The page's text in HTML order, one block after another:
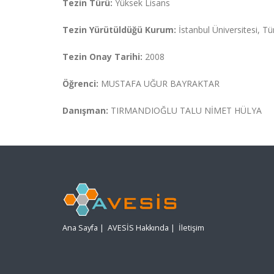
Tezin Türü: Yüksek Lisans
Tezin Yürütüldüğü Kurum: İstanbul Üniversitesi,
Tezin Onay Tarihi: 2008
Öğrenci: MUSTAFA UĞUR BAYRAKTAR
Danışman: TIRMANDIOĞLU TALU NİMET HÜLYA
Ana Sayfa | AVESİS Hakkında | İletişim